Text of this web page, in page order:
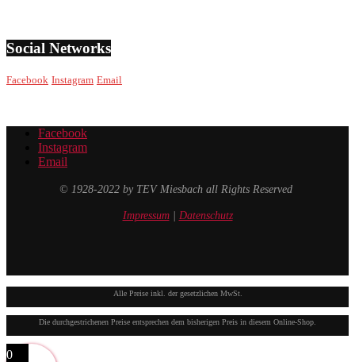
Social Networks
Facebook Instagram Email
Facebook
Instagram
Email
© 1928-2022 by TEV Miesbach all Rights Reserved
Impressum| Datenschutz
Alle Preise inkl. der gesetzlichen MwSt.
Die durchgestrichenen Preise entsprechen dem bisherigen Preis in diesem Online-Shop.
0